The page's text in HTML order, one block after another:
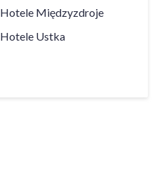
Hotele Międzyzdroje
Hotele Ustka